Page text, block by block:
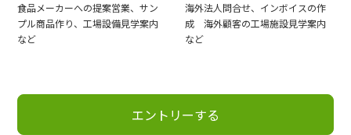
食品メーカーへの提案営業、サン
プル商品作り、工場設備見学案内
など
海外法人問合せ、インボイスの作
成 海外顧客の工場施設見学案内
など
エントリーする